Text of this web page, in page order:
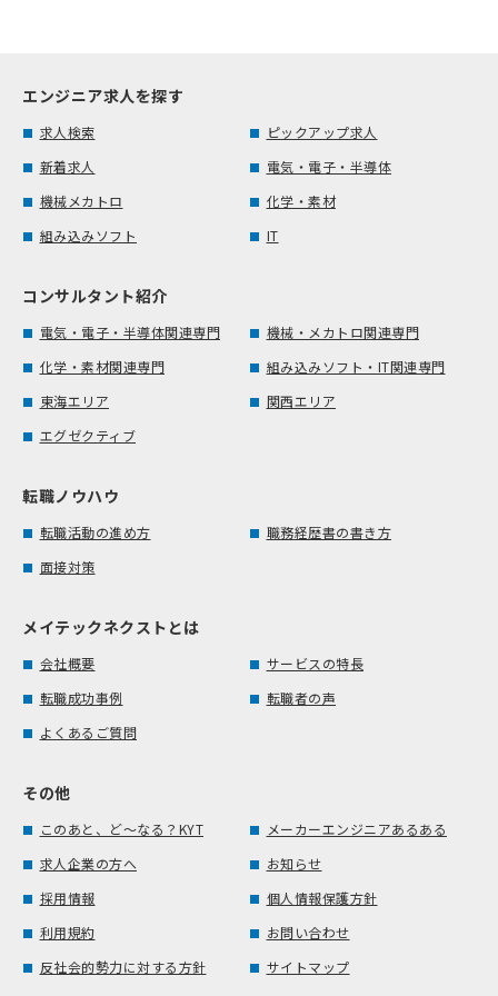
エンジニア求人を探す
求人検索
ピックアップ求人
新着求人
電気・電子・半導体
機械メカトロ
化学・素材
組み込みソフト
IT
コンサルタント紹介
電気・電子・半導体関連専門
機械・メカトロ関連専門
化学・素材関連専門
組み込みソフト・IT関連専門
東海エリア
関西エリア
エグゼクティブ
転職ノウハウ
転職活動の進め方
職務経歴書の書き方
面接対策
メイテックネクストとは
会社概要
サービスの特長
転職成功事例
転職者の声
よくあるご質問
その他
このあと、ど～なる？KYT
メーカーエンジニアあるある
求人企業の方へ
お知らせ
採用情報
個人情報保護方針
利用規約
お問い合わせ
反社会的勢力に対する方針
サイトマップ